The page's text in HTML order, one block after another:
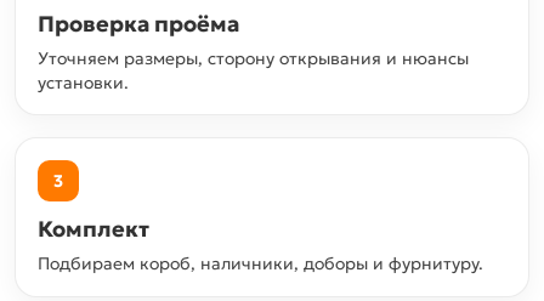
Проверка проёма
Уточняем размеры, сторону открывания и нюансы
установки.
3
Комплект
Подбираем короб, наличники, доборы и фурнитуру.